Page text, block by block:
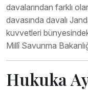
davalarından farklı
davasında davalı
kuvvetleri
Millî Savunma
Hukuka